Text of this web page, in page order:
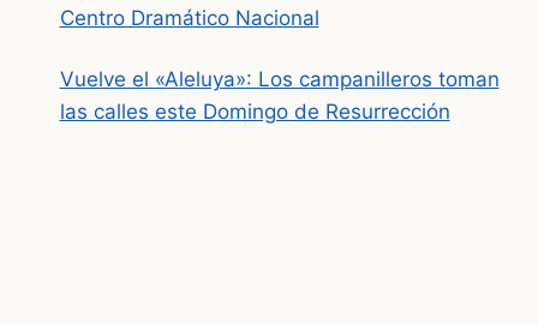
Centro Dramático Nacional
Vuelve el «Aleluya»: Los campanilleros toman
las calles este Domingo de Resurrección